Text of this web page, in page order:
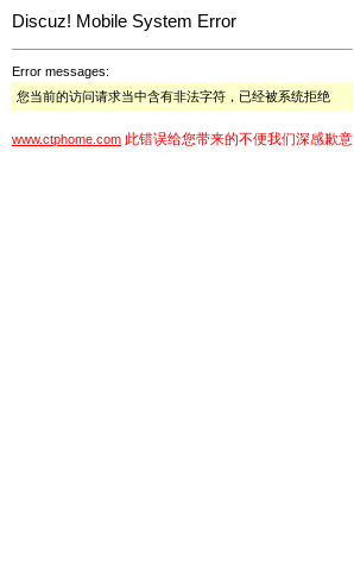
Discuz! Mobile System Error
Error messages:
您当前的访问请求当中含有非法字符，已经被系统拒绝
www.ctphome.com 此错误给您带来的不便我们深感歉意